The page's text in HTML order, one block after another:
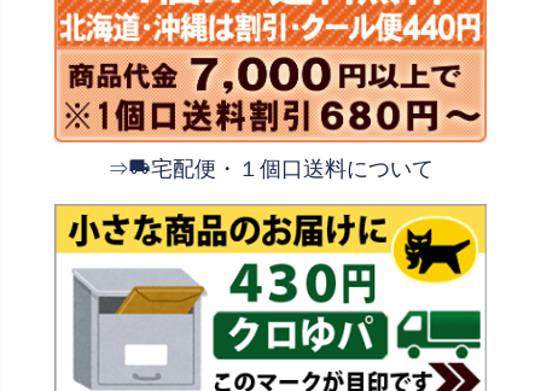
⇒ 宅配便・１個口送料について